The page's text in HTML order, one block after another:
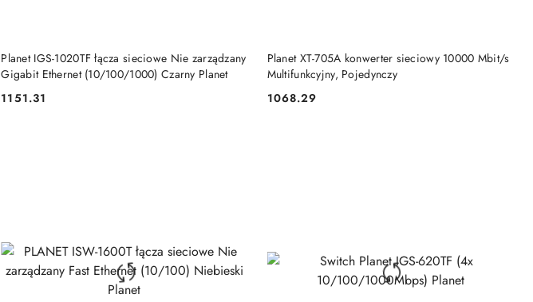
Planet IGS-1020TF łącza sieciowe Nie zarządzany
Gigabit Ethernet (10/100/1000) Czarny Planet
Cena:
1151.31
DO KOSZYKA
Planet XT-705A konwerter sieciowy 10000 Mbit/s
Multifunkcyjny, Pojedynczy
Cena:
1068.29
DO KOSZYKA